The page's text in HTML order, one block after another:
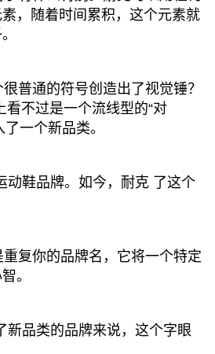
，随着时间累积，这个元素就
普通的符号创造出了视觉锤？
看不过是一个流线型的“对
一个新品类。
鞋品牌。如今，耐克 了这个
复你的品牌名，它将一个特定
。
品类的品牌来说，这个字眼